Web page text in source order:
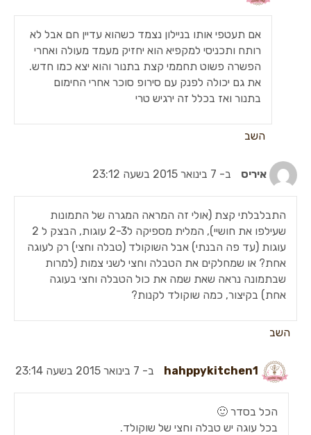
אם תעטפי אותו בניילון נצמד כשהוא עדיין חם אבל לא
רותח ותכניסי למקפיא הוא יחזיק מעמד מעולה ואחרי
הפשרה פשוט תחממי קצת בתנור והוא יצא כמו חדש.
את גם יכולה לפנק עם סירופ סוכר אחרי החימום
בתנור ואז בכלל זה ירגיש טרי
השב
איריס ב- 7 בינואר 2015 בשעה 23:12
התבלבלתי קצת (אולי זה המראה המגרה של התמונות
שעילפו את חושיי), המלית מספיקה ל2-3 עוגות, הבצק ל 2
עוגות (עד פה הבנתי) אבל השוקולד (טבלה וחצי) רק לעוגה
אחת? או שמחלקים את הטבלה וחצי לשני צמות (למרות
שבתמונה נראה שאת שמה את כול הטבלה וחצי בעוגה
אחת) בקיצור, כמה שוקולד לקנות?
השב
hahppykitchen1 ב- 7 בינואר 2015 בשעה 23:14
הכל בסדר 🙂
בכל עוגה יש טבלה וחצי של שוקולד.